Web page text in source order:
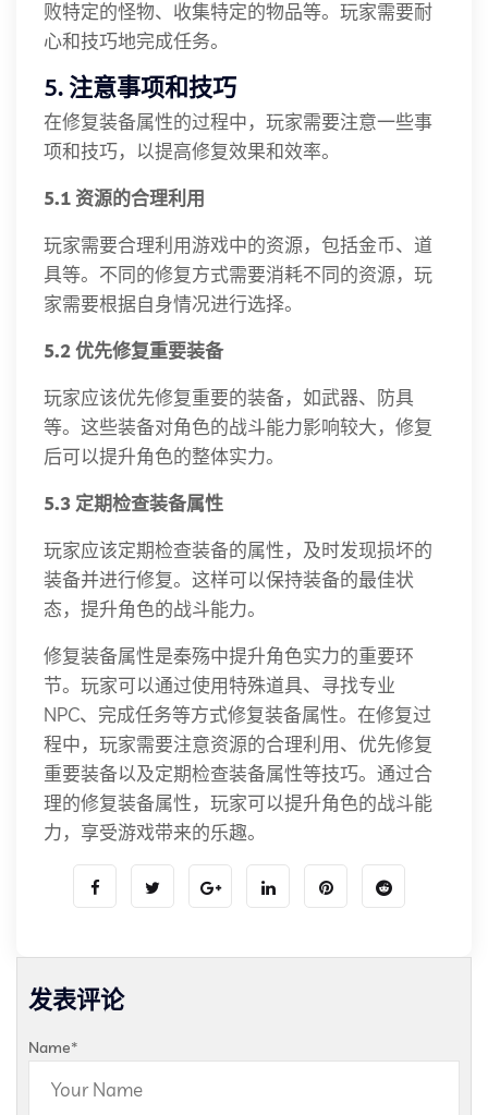
败特定的怪物、收集特定的物品等。玩家需要耐
心和技巧地完成任务。
5. 注意事项和技巧
在修复装备属性的过程中，玩家需要注意一些事
项和技巧，以提高修复效果和效率。
5.1 资源的合理利用
玩家需要合理利用游戏中的资源，包括金币、道
具等。不同的修复方式需要消耗不同的资源，玩
家需要根据自身情况进行选择。
5.2 优先修复重要装备
玩家应该优先修复重要的装备，如武器、防具
等。这些装备对角色的战斗能力影响较大，修复
后可以提升角色的整体实力。
5.3 定期检查装备属性
玩家应该定期检查装备的属性，及时发现损坏的
装备并进行修复。这样可以保持装备的最佳状
态，提升角色的战斗能力。
修复装备属性是秦殇中提升角色实力的重要环
节。玩家可以通过使用特殊道具、寻找专业
NPC、完成任务等方式修复装备属性。在修复过
程中，玩家需要注意资源的合理利用、优先修复
重要装备以及定期检查装备属性等技巧。通过合
理的修复装备属性，玩家可以提升角色的战斗能
力，享受游戏带来的乐趣。
发表评论
Name*